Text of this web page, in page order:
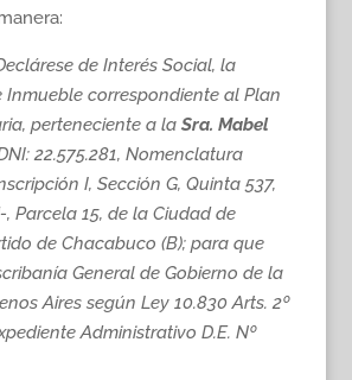
de Interés Social, la
Inmueble correspondiente al Plan
perteneciente a la Sra. Mabel
22.575.281, Nomenclatura
I, Sección G, Quinta 537,
Parcela 15, de la Ciudad de
de Chacabuco (B); para que
General de Gobierno de la
Aires según Ley 10.830 Arts. 2º
Administrativo D.E. Nº